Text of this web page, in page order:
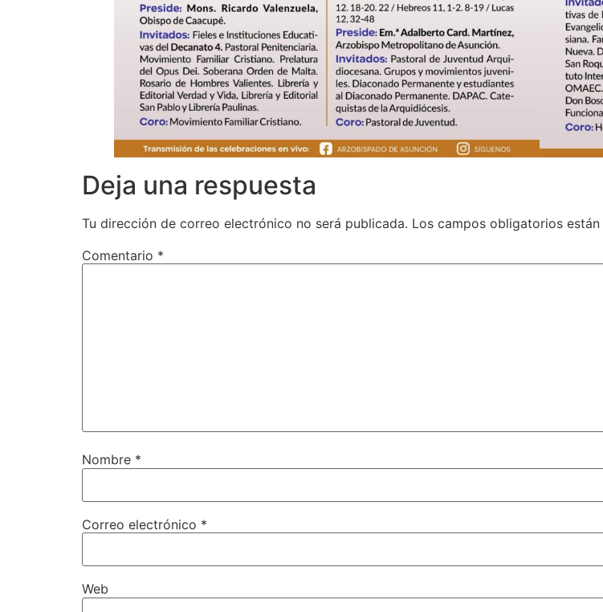
Deja una respuesta
Tu dirección de correo electrónico no será publicada. Los campos obligatorios
Comentario *
Nombre *
Correo electrónico *
Web